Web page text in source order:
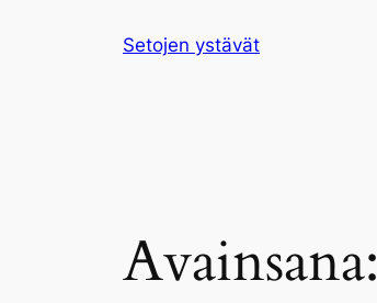
Setojen ystävät
Avainsana: